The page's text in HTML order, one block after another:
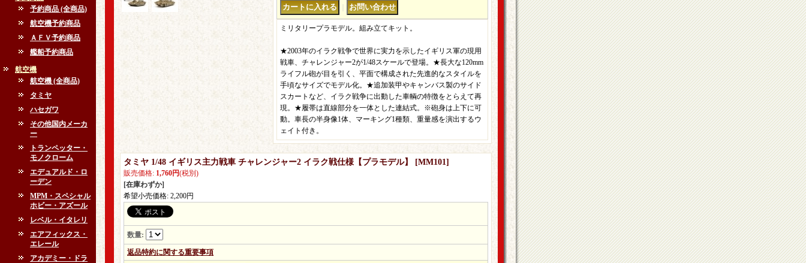
予約商品 (全商品)
航空機予約商品
ＡＦＶ予約商品
艦船予約商品
航空機
航空機 (全商品)
タミヤ
ハセガワ
その他国内メーカ
ー
トランペッター・
モノクローム
エデュアルド・ロ
ーデン
MPM・スペシャル
ホビー・アズール
レベル・イタレリ
エアフィックス・
エレール
アカデミー・ドラ
ミリタリープラモデル。組み立てキット。
★2003年のイラク戦争で世界に実力を示したイギリス軍の現用
戦車、チャレンジャー2が1/48スケールで登場。★長大な120mm
ライフル砲が目を引く、平面で構成された先進的なスタイルを
手頃なサイズでモデル化。★追加装甲やキャンバス製のサイド
スカートなど、イラク戦争に出動した車輌の特徴をとらえて再
現。★履帯は直線部分を一体とした連結式。※砲身は上下に可
動。車長の半身像1体、マーキング1種類、重量感を演出するウ
ェイト付き。
タミヤ 1/48 イギリス主力戦車 チャレンジャー2 イラク戦仕様【プラモデル】 [MM101]
販売価格: 1,760円(税別)
[在庫わずか]
希望小売価格: 2,200円
数量:
返品特約に関する重要事項